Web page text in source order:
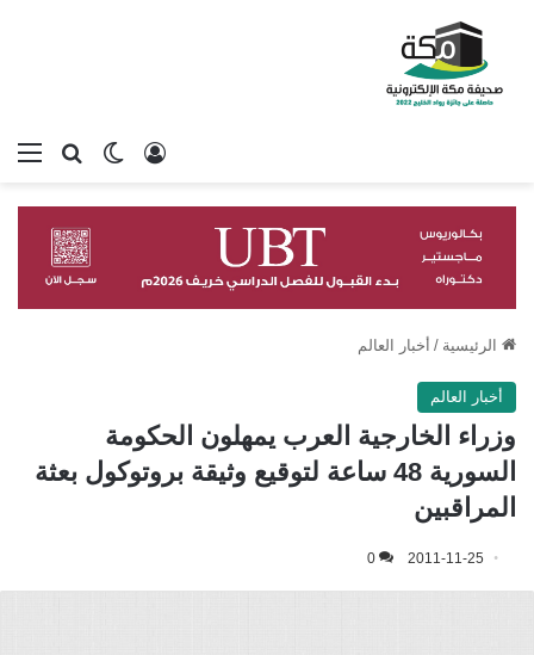
بحثالوضع
تسجيل الدخول
الرئيسية / أخبار العالم
أخبار العالم
وزراء الخارجية العرب يمهلون الحكومة
السورية 48 ساعة لتوقيع وثيقة بروتوكول بعثة
المراقبين
2011-11-25
0